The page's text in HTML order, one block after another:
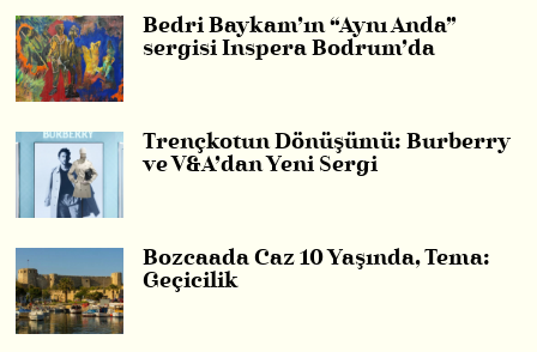
Bedri Baykam’ın “Aynı Anda”
sergisi Inspera Bodrum’da
Trençkotun Dönüşümü: Burberry
ve V&A’dan Yeni Sergi
Bozcaada Caz 10 Yaşında, Tema:
Geçicilik